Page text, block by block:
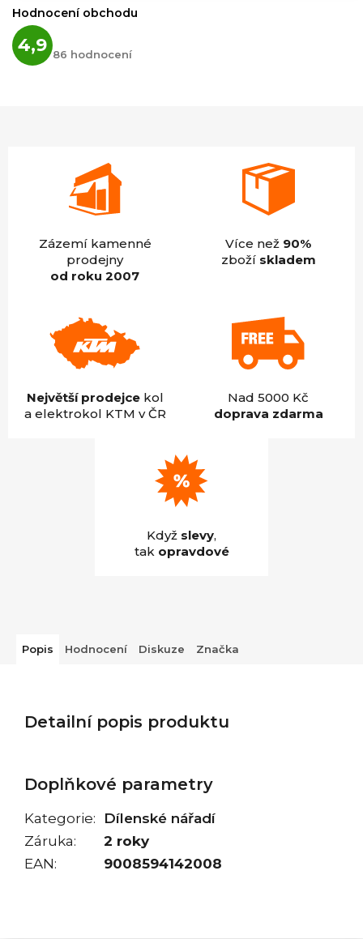
Hodnocení obchodu
4,9 hodnocení
obchodu
86 hodnocení
Zázemí kamenné
prodejny
od roku 2007
Více než 90%
zboží skladem
Největší prodejcekol
a elektrokol KTM v ČR
Nad 5000 Kč
doprava zdarma
Když slevy,
tak opravdové
Popis Hodnocení Diskuze Značka
Detailní popis produktu
Doplňkové parametry
Kategorie:
Dílenské nářadí
Záruka:
2 roky
EAN: 9008594142008